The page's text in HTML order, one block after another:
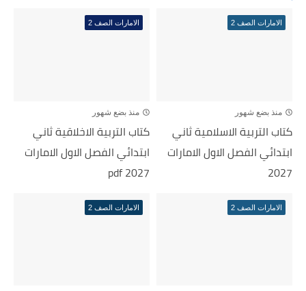
الامارات الصف 2
منذ بضع شهور
كتاب التربية الاسلامية ثاني
ابتدائي الفصل الاول الامارات
2027
الامارات الصف 2
منذ بضع شهور
كتاب التربية الاخلاقية ثاني
ابتدائي الفصل الاول الامارات
pdf 2027
الامارات الصف 2 الامارات الصف 2